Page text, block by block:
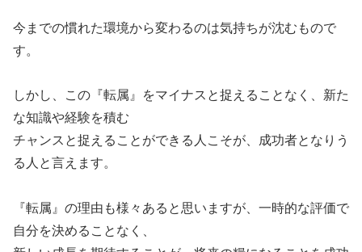
今までの慣れた環境から変わるのは気持ちが沈むもので
す。
しかし、この『転属』をマイナスと捉えることなく、新た
な知識や経験を積む
チャンスと捉えることができる人こそが、成功者となりう
る人と言えます。
『転属』の理由も様々あると思いますが、一時的な評価で
自分を決めることなく、